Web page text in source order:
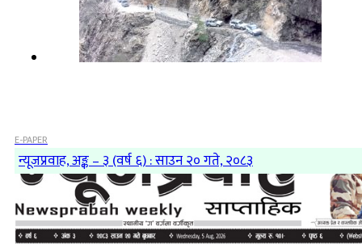
E-PAPER
न्यूजप्रवाह, अङ्क – ३ (वर्ष ६) : साउन २० गते, २०८३